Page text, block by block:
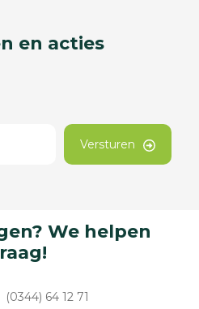
en acties
Versturen
We helpen
(0344) 64 12 71